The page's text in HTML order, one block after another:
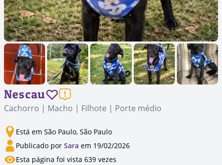
Nescau
Cachorro | Macho | Filhote | Porte médio
Está em São Paulo, São Paulo
Publicado por Sara em 19/02/2026
Esta página foi vista 639 vezes